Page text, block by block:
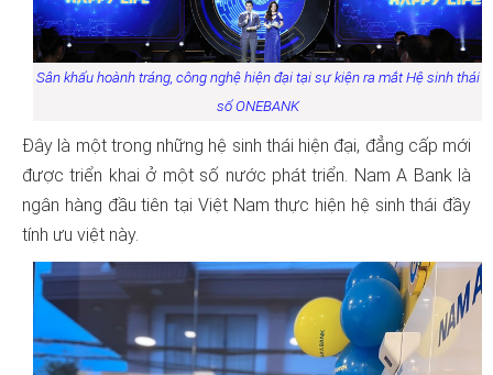
Sân khấu hoành tráng, công nghệ hiện đại tại sự kiện ra mắt Hệ sinh thái
số ONEBANK
Đây là một trong những hệ sinh thái hiện đại, đẳng cấp mới
được triển khai ở một số nước phát triển. Nam A Bank là
ngân hàng đầu tiên tại Việt Nam thực hiện hệ sinh thái đầy
tính ưu việt này.